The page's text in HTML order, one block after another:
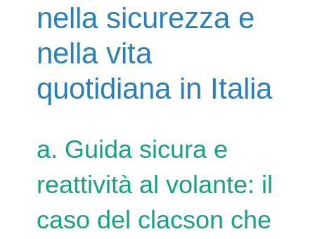
nella sicurezza e
nella vita
quotidiana in Italia
a. Guida sicura e
reattività al volante: il
caso del clacson che